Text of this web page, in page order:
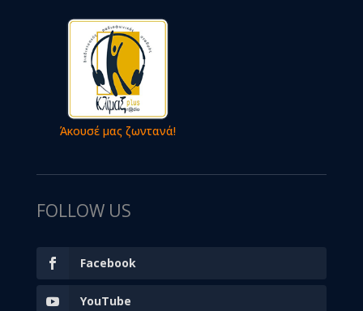
Άκουσέ μας ζωντανά!
FOLLOW US
Facebook
YouTube